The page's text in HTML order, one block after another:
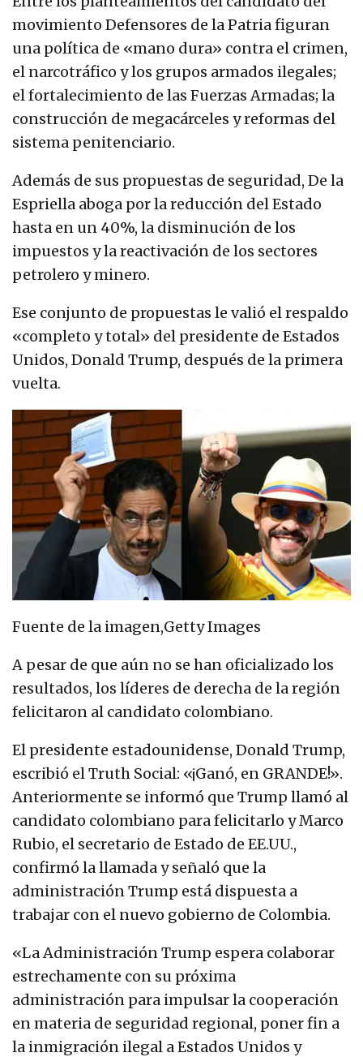
movimiento Defensores de la Patria figuran
una política de «mano dura» contra el crimen,
el narcotráfico y los grupos armados ilegales;
el fortalecimiento de las Fuerzas Armadas; la
construcción de megacárceles y reformas del
sistema penitenciario.
Además de sus propuestas de seguridad, De la
Espriella aboga por la reducción del Estado
hasta en un 40%, la disminución de los
impuestos y la reactivación de los sectores
petrolero y minero.
Ese conjunto de propuestas le valió el respaldo
«completo y total» del presidente de Estados
Unidos, Donald Trump, después de la primera
vuelta.
Fuente de la imagen,Getty Images
A pesar de que aún no se han oficializado los
resultados, los líderes de derecha de la región
felicitaron al candidato colombiano.
El presidente estadounidense, Donald Trump,
escribió el Truth Social: «¡Ganó, en GRANDE!».
Anteriormente se informó que Trump llamó al
candidato colombiano para felicitarlo y Marco
Rubio, el secretario de Estado de EE.UU.,
confirmó la llamada y señaló que la
administración Trump está dispuesta a
trabajar con el nuevo gobierno de Colombia.
«La Administración Trump espera colaborar
estrechamente con su próxima
administración para impulsar la cooperación
en materia de seguridad regional, poner fin a
la inmigración ilegal a Estados Unidos y